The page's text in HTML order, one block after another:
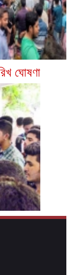
ঘোষণা